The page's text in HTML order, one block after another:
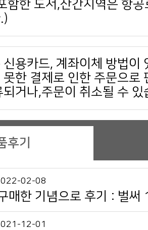
신용카드, 계좌이체 방법이
되거나,주문이 취소될 수 있
후기
02-08
매한 기념으로 후기 : 벌써
12-01